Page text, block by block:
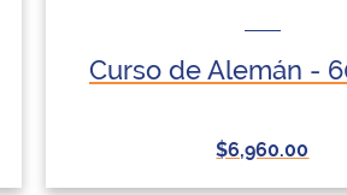
Curso de Alemán -
$6,960.00